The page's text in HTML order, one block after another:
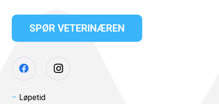
SPØR VETERINÆREN
Løpetid